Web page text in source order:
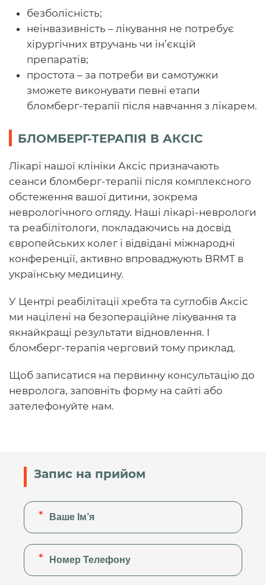
безболісність;
неінвазивність – лікування не потребує
хірургічних втручань чи ін’єкцій
препаратів;
простота – за потреби ви самотужки
зможете виконувати певні етапи
бломберг-терапії після навчання з лікарем.
БЛОМБЕРГ-ТЕРАПІЯ В АКСІС
Лікарі нашої клініки Аксіс призначають
сеанси бломберг-терапії після комплексного
обстеження вашої дитини, зокрема
неврологічного огляду. Наші лікарі-неврологи
та реабілітологи, покладаючись на досвід
європейських колег і відвідані міжнародні
конференції, активно впроваджують BRMT в
українську медицину.
У Центрі реабілітації хребта та суглобів Аксіс
ми націлені на безопераційне лікування та
якнайкращі результати відновлення. І
бломберг-терапія черговий тому приклад.
Щоб записатися на первинну консультацію до
невролога, заповніть форму на сайті або
зателефонуйте нам.
Запис на прийом